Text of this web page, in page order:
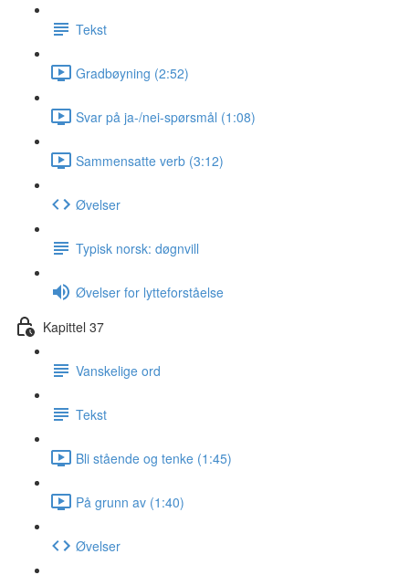
Tekst
Gradbøyning (2:52)
Svar på ja-/nei-spørsmål (1:08)
Sammensatte verb (3:12)
Øvelser
Typisk norsk: døgnvill
Øvelser for lytteforståelse
Kapittel 37
Vanskelige ord
Tekst
Bli stående og tenke (1:45)
På grunn av (1:40)
Øvelser